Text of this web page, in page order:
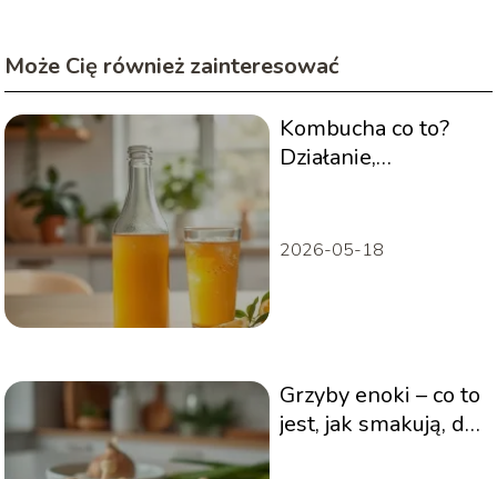
Może Cię również zainteresować
Kombucha co to?
Działanie,
2026-05-18
Grzyby enoki – co to
jest, jak smakują, do